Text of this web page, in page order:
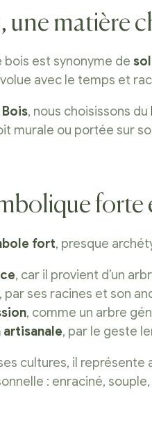
une matière
bois est synonyme de
avec le temps et
, nous choisissons du
murale ou portée sur
forte
fort, presque
, car il provient d’un
, par ses racines et son
, comme un arbre
, par le geste
cultures, il représente
: enraciné,